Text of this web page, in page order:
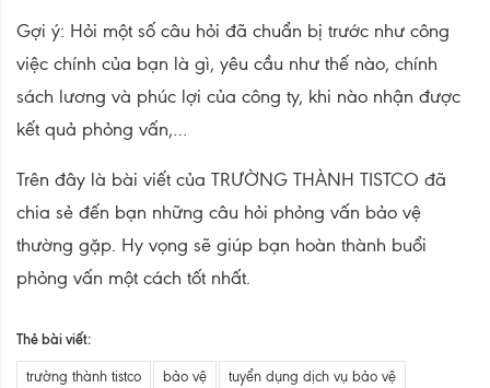
Gợi ý: Hỏi một số câu hỏi đã chuẩn bị trước như công
việc chính của bạn là gì, yêu cầu như thế nào, chính
sách lương và phúc lợi của công ty, khi nào nhận được
kết quả phỏng vấn,…
Trên đây là bài viết của TRƯỜNG THÀNH TISTCO đã
chia sẻ đến bạn những câu hỏi phỏng vấn bảo vệ
thường gặp. Hy vọng sẽ giúp bạn hoàn thành buổi
phỏng vấn một cách tốt nhất.
Thẻ bài viết:
trường thành tistco bảo vệ tuyển dụng dịch vụ bảo vệ